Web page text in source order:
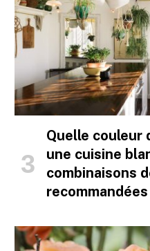
Quelle couleur
une cuisine
combinaisons